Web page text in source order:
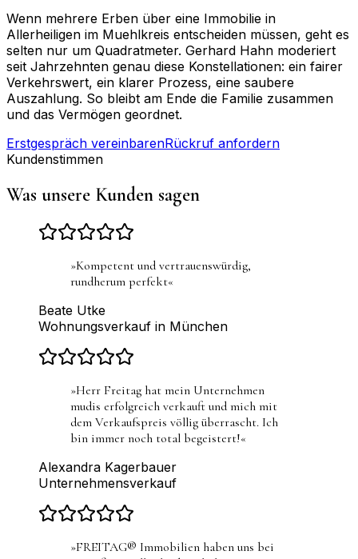
Wenn mehrere Erben über eine Immobilie in
Allerheiligen im Muehlkreis entscheiden müssen, geht es
selten nur um Quadratmeter. Gerhard Hahn moderiert
seit Jahrzehnten genau diese Konstellationen: ein fairer
Verkehrswert, ein klarer Prozess, eine saubere
Auszahlung. So bleibt am Ende die Familie zusammen
und das Vermögen geordnet.
Erstgespräch vereinbarenRückruf anfordern
Kundenstimmen
Was unsere Kunden sagen
»Kompetent und vertrauenswürdig,
rundherum perfekt«
Beate Utke
Wohnungsverkauf in München
»Herr Freitag hat mein Unternehmen
mudis erfolgreich verkauft und mich mit
dem Verkaufspreis völlig überrascht. Ich
bin immer noch total begeistert!«
Alexandra Kagerbauer
Unternehmensverkauf
»FREITAG® Immobilien haben uns bei